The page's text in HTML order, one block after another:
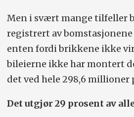
Men i svært mange tilfeller
registrert av bomstasjonene
enten fordi brikkene ikke
bileierne ikke har montert
det ved hele 298,6 millioner
Det utgjør 29 prosent av